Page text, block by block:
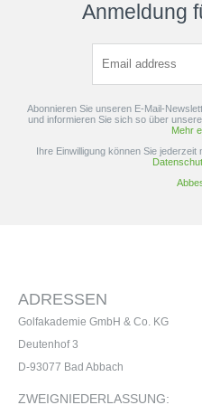
Anmeldung
Abonnieren Sie unseren E-Mail-
und informieren Sie sich so über
Mehr
Ihre Einwilligung können Sie
ADRESSEN
Golfakademie GmbH & Co. KG
Deutenhof 3
D-93077 Bad Abbach
ZWEIGNIEDERLASSUNG: